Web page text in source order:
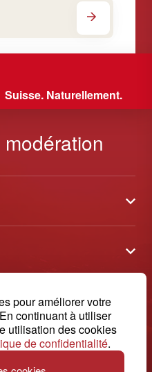
pour améliorer votre
continuant à utiliser
utilisation des cookies
de confidentialité.
Suisse. Naturellement.
Gare 2 - CP 144 - 1964
français